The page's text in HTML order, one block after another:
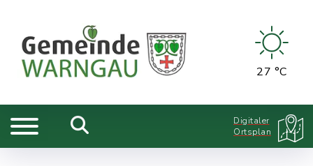
27 °C
Digitaler
Ortsplan